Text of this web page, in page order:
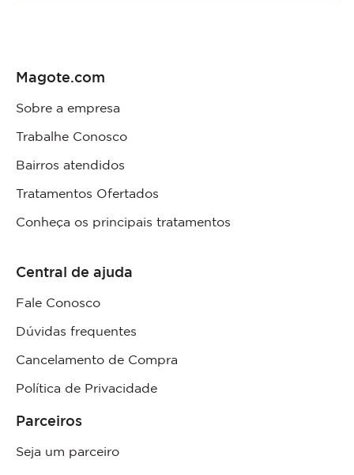
Magote.com
Sobre a empresa
Trabalhe Conosco
Bairros atendidos
Tratamentos Ofertados
Conheça os principais tratamentos
Central de ajuda
Fale Conosco
Dúvidas frequentes
Cancelamento de Compra
Política de Privacidade
Parceiros
Seja um parceiro